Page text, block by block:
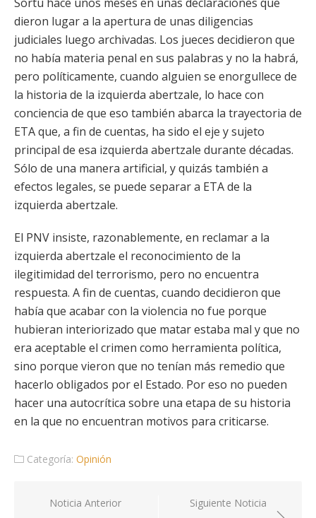
dieron lugar a la apertura de unas diligencias
judiciales luego archivadas. Los jueces decidieron que
no había materia penal en sus palabras y no la habrá,
pero políticamente, cuando alguien se enorgullece de
la historia de la izquierda abertzale, lo hace con
conciencia de que eso también abarca la trayectoria de
ETA que, a fin de cuentas, ha sido el eje y sujeto
principal de esa izquierda abertzale durante décadas.
Sólo de una manera artificial, y quizás también a
efectos legales, se puede separar a ETA de la
izquierda abertzale.
El PNV insiste, razonablemente, en reclamar a la
izquierda abertzale el reconocimiento de la
ilegitimidad del terrorismo, pero no encuentra
respuesta. A fin de cuentas, cuando decidieron que
había que acabar con la violencia no fue porque
hubieran interiorizado que matar estaba mal y que no
era aceptable el crimen como herramienta política,
sino porque vieron que no tenían más remedio que
hacerlo obligados por el Estado. Por eso no pueden
hacer una autocrítica sobre una etapa de su historia
en la que no encuentran motivos para criticarse.
Categoría: Opinión
Navegación
Noticia Anterior Siguiente Noticia